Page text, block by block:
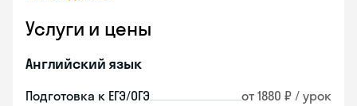
Услуги и цены
Английский язык
Подготовка к ЕГЭ/ОГЭ от 1880 ₽ / урок